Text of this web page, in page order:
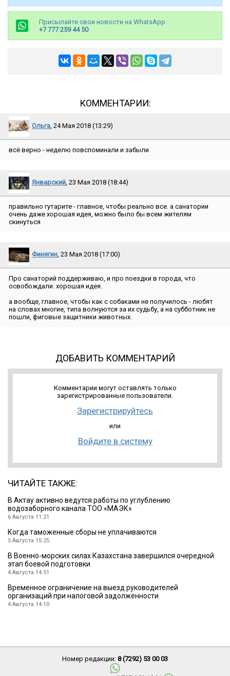
Присылайте свои новости на WhatsApp
+7 777 259 44 50
КОММЕНТАРИИ:
Ольга, 24 Мая 2018 (13:29)
всё верно - неделю повспоминали и забыли
Январский, 23 Мая 2018 (18:44)
правильно гутарите - главное, чтобы реально все. а санатории
очень даже хорошая идея, можно было бы всем жителям
скинуться
Финягин, 23 Мая 2018 (17:00)
Про санаторий поддерживаю, и про поездки в города, что
освобождали. хорошая идея.
а вообще, главное, чтобы как с собаками не получилось - любят
на словах многие, типа волнуются за их судьбу, а на субботник не
пошли, фиговые защитники животных.
ДОБАВИТЬ КОММЕНТАРИЙ
Комментарии могут оставлять только
зарегистрированные пользователи.
Зарегистрируйтесь
или
Войдите в систему
ЧИТАЙТЕ ТАКЖЕ:
В Актау активно ведутся работы по углублению
водозаборного канала ТОО «МАЭК»
6 Августа 11:21
Когда таможенные сборы не уплачиваются
5 Августа 15:25
В Военно-морских силах Казахстана завершился очередной
этап боевой подготовки
4 Августа 14:51
Временное ограничение на выезд руководителей
организаций при налоговой задолженности
4 Августа 14:10
Номер редакции: 8 (7292) 53 00 03